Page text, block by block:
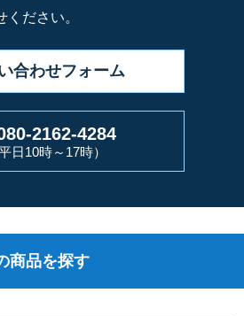
ださい。
合わせフォーム
2162-4284
平日10時～17時）
商品を探す